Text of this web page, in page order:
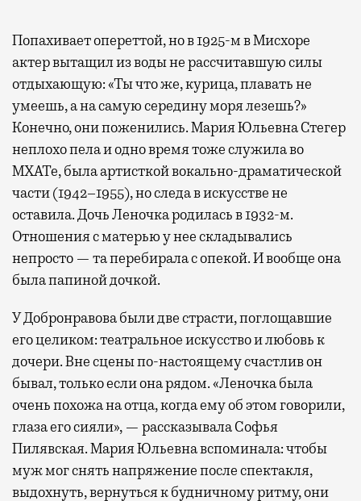
Попахивает опереттой, но в 1925-м в Мисхоре
актер вытащил из воды не рассчитавшую силы
отдыхающую: «Ты что же, курица, плавать не
умеешь, а на самую середину моря лезешь?»
Конечно, они поженились. Мария Юльевна Стегер
неплохо пела и одно время тоже служила во
МХАТе, была артисткой вокально-драматической
части (1942–1955), но следа в искусстве не
оставила. Дочь Леночка родилась в 1932-м.
Отношения с матерью у нее складывались
непросто — та перебирала с опекой. И вообще она
была папиной дочкой.
У Добронравова были две страсти, поглощавшие
его целиком: театральное искусство и любовь к
дочери. Вне сцены по-настоящему счастлив он
бывал, только если она рядом. «Леночка была
очень похожа на отца, когда ему об этом говорили,
глаза его сияли», — рассказывала Софья
Пилявская. Мария Юльевна вспоминала: чтобы
муж мог снять напряжение после спектакля,
выдохнуть, вернуться к будничному ритму, они